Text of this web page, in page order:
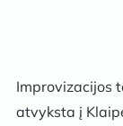
Improvizacijos
atvyksta į